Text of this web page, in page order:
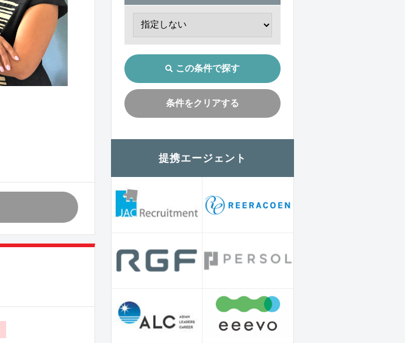
この条件で探す
条件をクリアする
提携エージェント